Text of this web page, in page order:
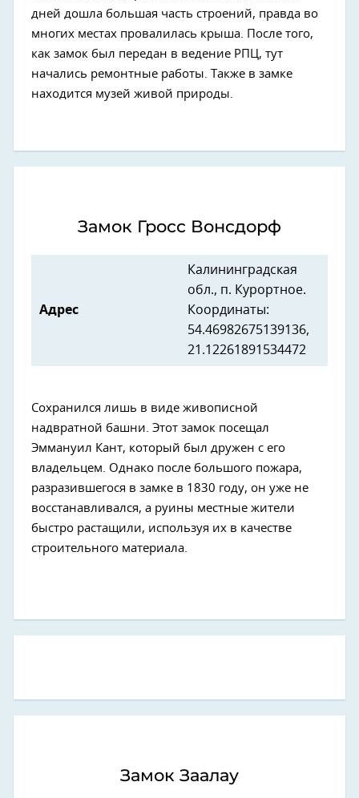
дней дошла большая часть строений, правда во
многих местах провалилась крыша. После того,
как замок был передан в ведение РПЦ, тут
начались ремонтные работы. Также в замке
находится музей живой природы.
Замок Гросс Вонсдорф
Адрес
Калининградская
обл., п. Курортное.
Координаты:
54.46982675139136,
21.12261891534472
Сохранился лишь в виде живописной
надвратной башни. Этот замок посещал
Эммануил Кант, который был дружен с его
владельцем. Однако после большого пожара,
разразившегося в замке в 1830 году, он уже не
восстанавливался, а руины местные жители
быстро растащили, используя их в качестве
строительного материала.
Замок Заалау